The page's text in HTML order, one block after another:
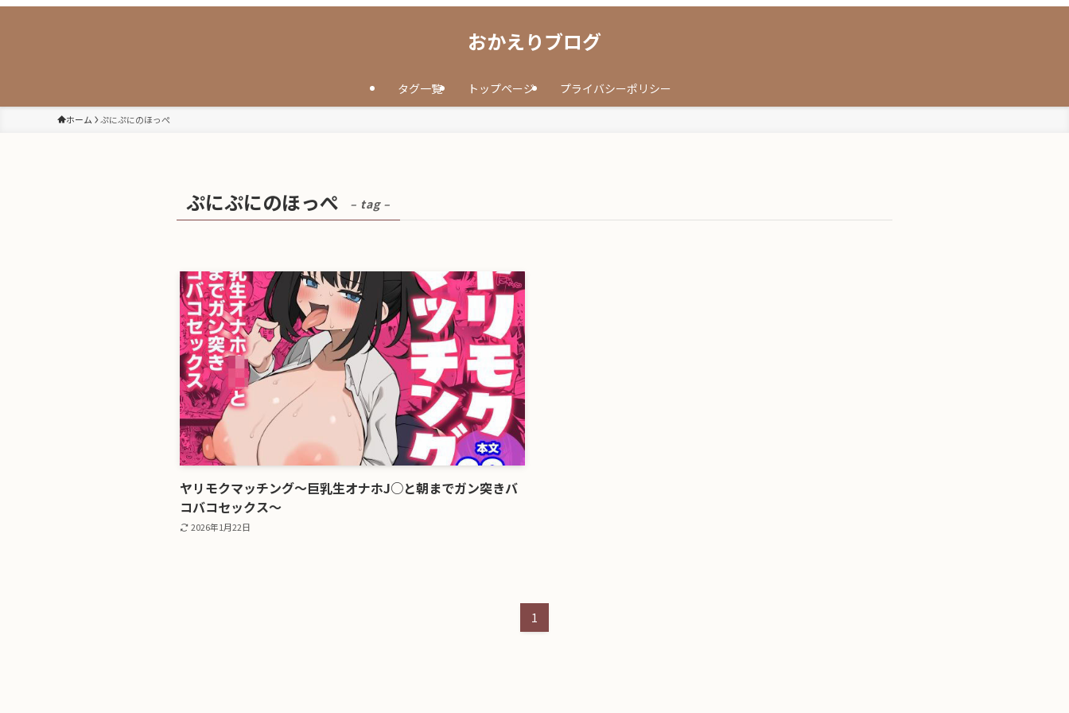
おかえりブログ
タグ一覧 トップページ プライバシーポリシー
ホーム ぷにぷにのほっぺ
ぷにぷにのほっぺ – tag –
ヤリモクマッチング〜巨乳生オナホJ○と朝までガン突きバ
コバコセックス〜
2026年1月22日
1